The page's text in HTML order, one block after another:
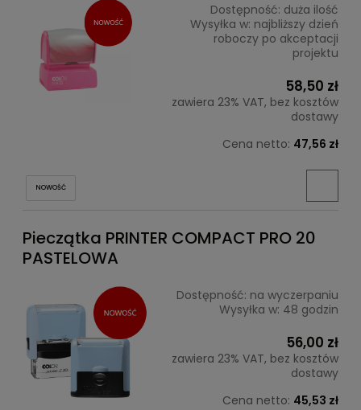
Dostępność: duża ilość
Wysyłka w: najbliższy dzień
roboczy po akceptacji
projektu
58,50 zł
zawiera 23% VAT, bez kosztów
dostawy
Cena netto: 47,56 zł
NOWOŚĆ
Pieczątka PRINTER COMPACT PRO 20
PASTELOWA
Dostępność: na wyczerpaniu
Wysyłka w: 48 godzin
56,00 zł
zawiera 23% VAT, bez kosztów
dostawy
Cena netto: 45,53 zł